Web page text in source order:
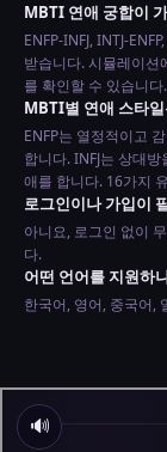
MBTI 연애 궁합이
ENFP-INFJ, INTJ-
받습니다. 시뮬레이
를 확인할 수 있습니다.
MBTI별 연애 스타
ENFP는 열정적이고
합니다. INFJ는 상대
애를 합니다. 16가지
로그인이나 가입이
아니요, 로그인 없이
다.
어떤 언어를 지원하
한국어, 영어, 중국어,